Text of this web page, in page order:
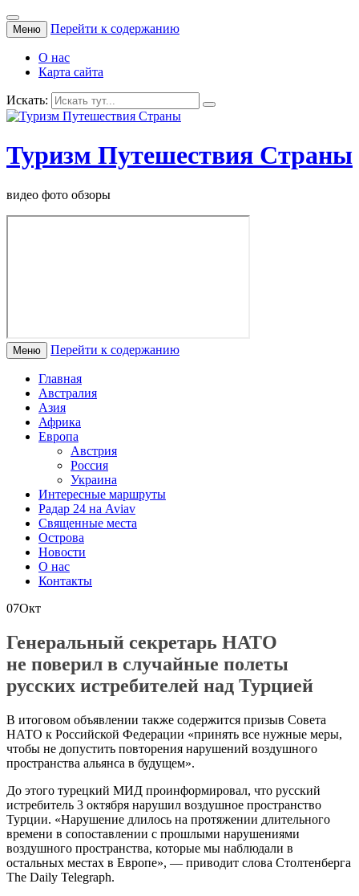
Меню Перейти к содержанию
О нас
Карта сайта
Искать:
Туризм Путешествия Страны
видео фото обзоры
Меню Перейти к содержанию
Главная
Австралия
Азия
Африка
Европа
Австрия
Россия
Украина
Интересные маршруты
Радар 24 на Aviav
Священные места
Острова
Новости
О нас
Контакты
07Окт
Генеральный секретарь НАТО
не поверил в случайные полеты
русских истребителей над Турцией
В итоговом объявлении также содержится призыв Совета
НАТО к Российской Федерации «принять все нужные меры,
чтобы не допустить повторения нарушений воздушного
пространства альянса в будущем».
До этого турецкий МИД проинформировал, что русский
истребитель 3 октября нарушил воздушное пространство
Турции. «Нарушение длилось на протяжении длительного
времени в сопоставлении с прошлыми нарушениями
воздушного пространства, которые мы наблюдали в
остальных местах в Европе», — приводит слова Столтенберга
The Daily Telegraph.